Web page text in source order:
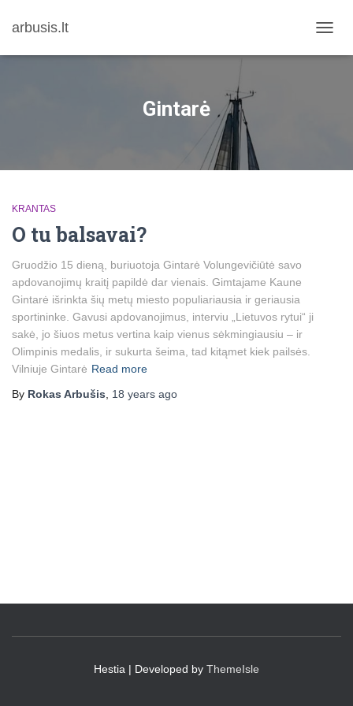
arbusis.lt
Gintarė
KRANTAS
O tu balsavai?
Gruodžio 15 dieną, buriuotoja Gintarė Volungevičiūtė savo
apdovanojimų kraitį papildė dar vienais. Gimtajame Kaune
Gintarė išrinkta šių metų miesto populiariausia ir geriausia
sportininke. Gavusi apdovanojimus, interviu „Lietuvos rytui“ ji
sakė, jo šiuos metus vertina kaip vienus sėkmingiausiu – ir
Olimpinis medalis, ir sukurta šeima, tad kitąmet kiek pailsės.
Vilniuje Gintarė Read more
By Rokas Arbušis 18 years ago
Hestia | Developed by ThemeIsle